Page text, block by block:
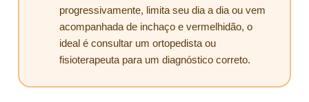
progressivamente, limita seu dia a dia ou vem
acompanhada de inchaço e vermelhidão, o
ideal é consultar um ortopedista ou
fisioterapeuta para um diagnóstico correto.